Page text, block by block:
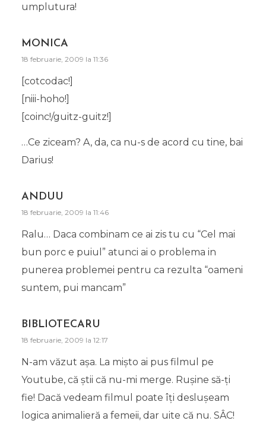
umplutura!
MONICA
18 februarie, 2009 la 11:36
[cotcodac!]
[niii-hoho!]
[coinc!/guitz-guitz!]
…Ce ziceam? A, da, ca nu-s de acord cu tine, bai
Darius!
ANDUU
18 februarie, 2009 la 11:46
Ralu… Daca combinam ce ai zis tu cu “Cel mai
bun porc e puiul” atunci ai o problema in
punerea problemei pentru ca rezulta “oameni
suntem, pui mancam”
BIBLIOTECARU
18 februarie, 2009 la 12:17
N-am văzut aşa. La mişto ai pus filmul pe
Youtube, că ştii că nu-mi merge. Ruşine să-ţi
fie! Dacă vedeam filmul poate îţi desluşeam
logica animalieră a femeii, dar uite că nu. SÂC!